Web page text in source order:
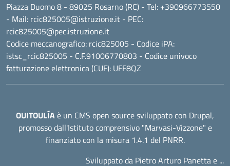
Piazza Duomo 8 - 89025 Rosarno (RC) - Tel: +390966773550
- Mail: rcic825005@istruzione.it - PEC:
rcic825005@pec.istruzione.it
Codice meccanografico: rcic825005 - Codice iPA:
istsc_rcic825005 - C.F.91006770803 - Codice univoco
fatturazione elettronica (CUF): UFF8QZ
OUITOULÍAè un CMS open source sviluppato con Drupal,
promosso dall'Istituto comprensivo "Marvasi-Vizzone" e
finanziato con la misura 1.4.1 del PNRR.
Sviluppato da Pietro Arturo Panetta e ...